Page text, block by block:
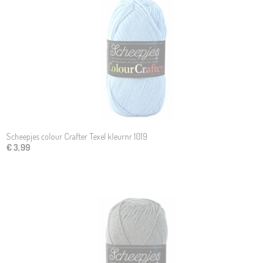
Scheepjes colour Crafter Texel kleurnr 1019
€ 3,99